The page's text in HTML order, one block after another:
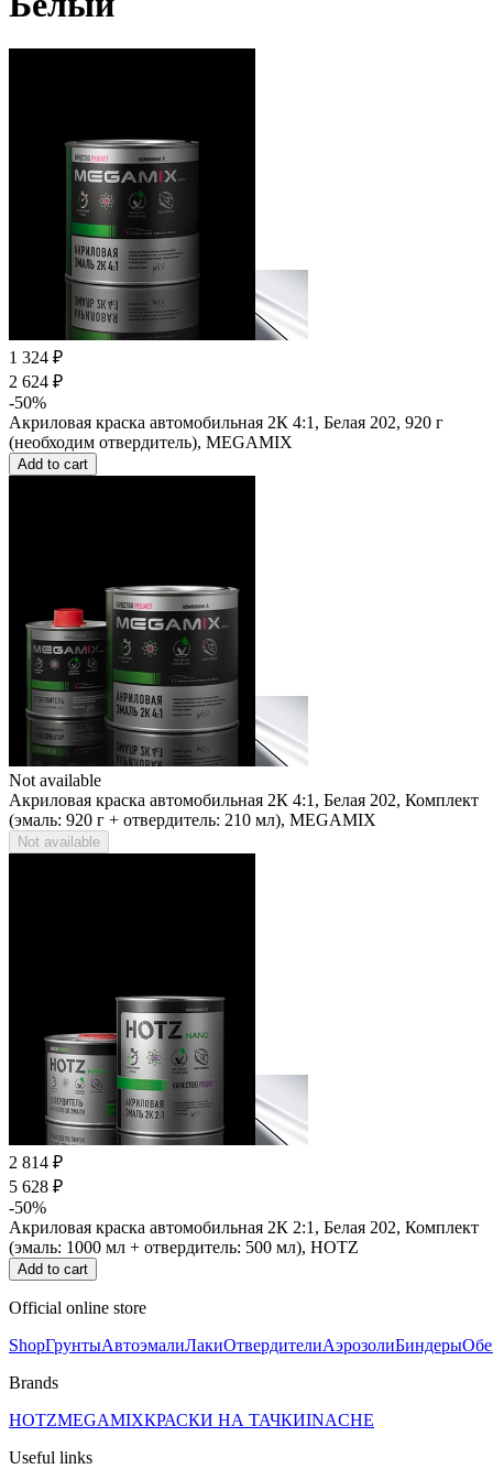
1 324 ₽
2 624 ₽
-50%
Акриловая краска автомобильная 2К 4:1, Белая 202, 920 г
(необходим отвердитель), MEGAMIX
Add to cart
Not available
Акриловая краска автомобильная 2К 4:1, Белая 202, Комплект
(эмаль: 920 г + отвердитель: 210 мл), MEGAMIX
Not available
2 814 ₽
5 628 ₽
-50%
Акриловая краска автомобильная 2К 2:1, Белая 202, Комплект
(эмаль: 1000 мл + отвердитель: 500 мл), HOTZ
Add to cart
Official online store
ShopГрунтыАвтоэмалиЛакиОтвердителиАэрозолиБиндеры
Brands
HOTZMEGAMIXКРАСКИ НА ТАЧКИINACHE
Useful links